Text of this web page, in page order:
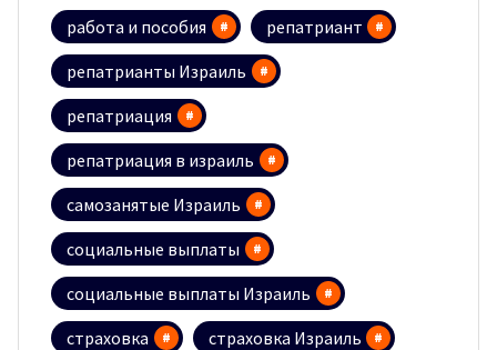
работа и пособия
репатриант
репатрианты Израиль
репатриация
репатриация в израиль
самозанятые Израиль
социальные выплаты
социальные выплаты Израиль
страховка
страховка Израиль